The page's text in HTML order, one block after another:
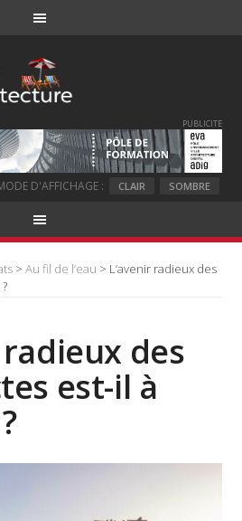
PUBLICITE
D'AFFICHAGE : CLAIR SOMBRE
>Au fil de l’eau > L’avenir radieux des
radieux des
est-il à